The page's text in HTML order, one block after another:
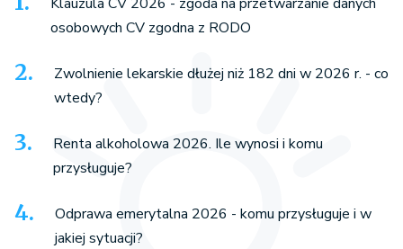
osobowych CV zgodna z RODO
Zwolnienie lekarskie dłużej niż 182 dni w 2026 r. - co
wtedy?
Renta alkoholowa 2026. Ile wynosi i komu
przysługuje?
Odprawa emerytalna 2026 - komu przysługuje i w
jakiej sytuacji?